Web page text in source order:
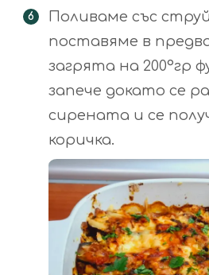
Поливаме със
поставяме в
загрята на 200°гр
запече докато се
сирената и се
коричка.